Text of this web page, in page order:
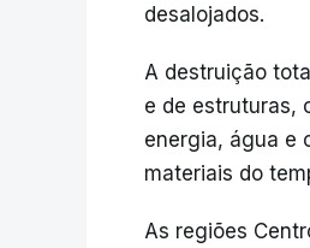
desalojados.
A destruição
e de estruturas,
energia, água e
materiais do
As regiões